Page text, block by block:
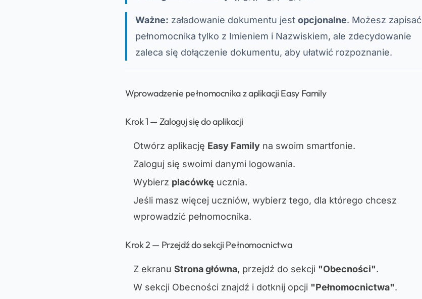
Ważne: załadowanie dokumentu jest opcjonalne. Możesz zapisać
pełnomocnika tylko z Imieniem i Nazwiskiem, ale zdecydowanie
zaleca się dołączenie dokumentu, aby ułatwić rozpoznanie.
Wprowadzenie pełnomocnika z aplikacji Easy Family
Krok 1 — Zaloguj się do aplikacji
Otwórz aplikację Easy Family na swoim smartfonie.
Zaloguj się swoimi danymi logowania.
Wybierz placówkę ucznia.
Jeśli masz więcej uczniów, wybierz tego, dla którego chcesz
wprowadzić pełnomocnika.
Krok 2 — Przejdź do sekcji Pełnomocnictwa
Z ekranu Strona główna, przejdź do sekcji "Obecności".
W sekcji Obecności znajdź i dotknij opcji "Pełnomocnictwa".